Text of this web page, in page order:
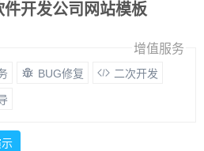
开发公司网站模板
增值服务
BUG修复 二次开发